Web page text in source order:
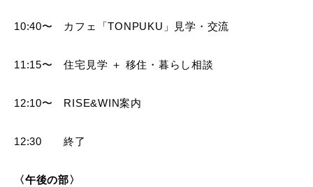
10:40〜 カフェ「TONPUKU」見学・交流
11:15〜 住宅見学 ＋ 移住・暮らし相談
12:10〜 RISE&WIN案内
12:30 終了
〈午後の部〉